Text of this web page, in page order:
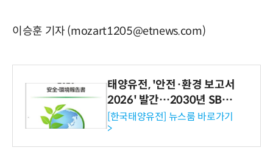
이승훈 기자 (mozart1205@etnews.com)
태양유전, '안전·환경 보고서
2026' 발간…2030년 SBT
수준 온실가스 감축 추진
[한국태양유전] 뉴스룸 바로가기
>